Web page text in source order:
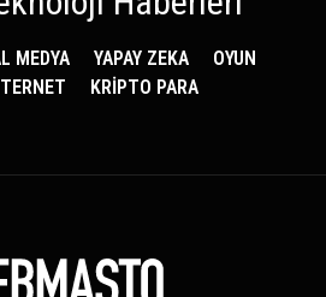
MEDYA YAPAY ZEKA
OYUN
KRİPTO PARA